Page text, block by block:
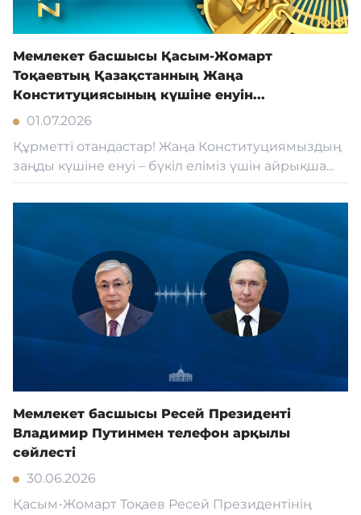
Мемлекет басшысы Қасым-Жомарт
Тоқаевтың Қазақстанның Жаңа
Конституциясының күшіне енуін...
01.07.2026
Құрметті отандастар! Жаңа Конституциямыздың
заңды күшіне енуі – бүкіл еліміз үшін айрықша...
Мемлекет басшысы Ресей Президенті
Владимир Путинмен телефон арқылы
сөйлесті
30.06.2026
Қасым-Жомарт Тоқаев Ресей Президентінің